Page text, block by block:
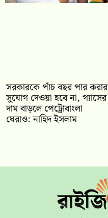
সরকারকে পাঁচ বছর পার করার
সুযোগ দেওয়া হবে না, গ্যাসের
দাম বাড়লে পেট্রোবাংলা
ঘেরাও: নাহিদ ইসলাম